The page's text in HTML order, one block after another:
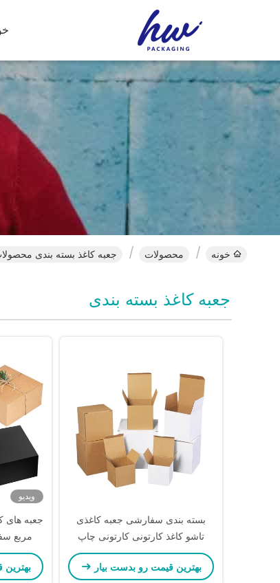
خونه محصولات جعبه کاغذ بسته بندی
جعبه کاغذ بسته بندی
بسته بندی سفارشی جعبه کاغذی
تاشو کاغذ کارتونی کارتونی چاپ
الگوی جعبه کاغذی لوله دار
بهترین قیمت رو بدست بیار
ویدیو
جعبه های
مربع
بهترین